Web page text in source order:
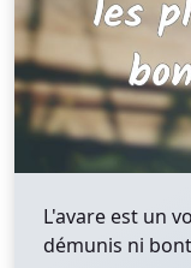
L'avare est un
démunis ni